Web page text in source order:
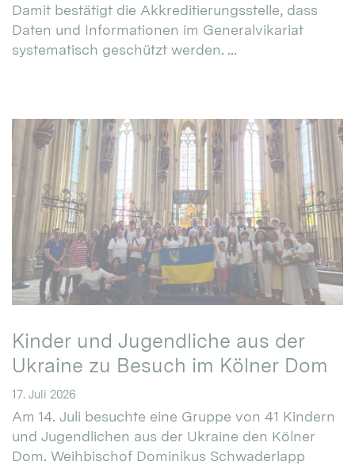
Damit bestätigt die Akkreditierungsstelle, dass
Daten und Informationen im Generalvikariat
systematisch geschützt werden. ...
Kinder und Jugendliche aus der
Ukraine zu Besuch im Kölner Dom
17. Juli 2026
Am 14. Juli besuchte eine Gruppe von 41 Kindern
und Jugendlichen aus der Ukraine den Kölner
Dom. Weihbischof Dominikus Schwaderlapp